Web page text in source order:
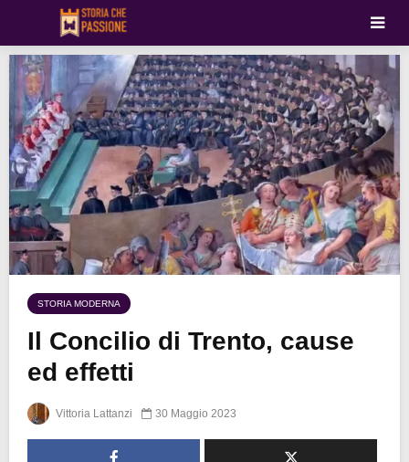
STORIA MODERNA
Il Concilio di Trento, cause
ed effetti
Vittoria Lattanzi 30 Maggio 2023